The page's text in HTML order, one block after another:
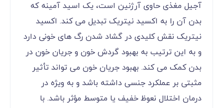
آجیل مغذی حاوی آرژنین است، یک اسید آمینه که
بدن آن را به اکسید نیتریک تبدیل می ‌کند. اکسید
نیتریک نقش کلیدی در گشاد شدن رگ‌ های خونی دارد
و به این ترتیب به بهبود گردش خون و جریان خون در
بدن کمک می ‌کند. بهبود جریان خون می ‌تواند تأثیر
مثبتی بر عملکرد جنسی داشته باشد و به ویژه در
درمان اختلال نعوظ خفیف یا متوسط مؤثر باشد. با